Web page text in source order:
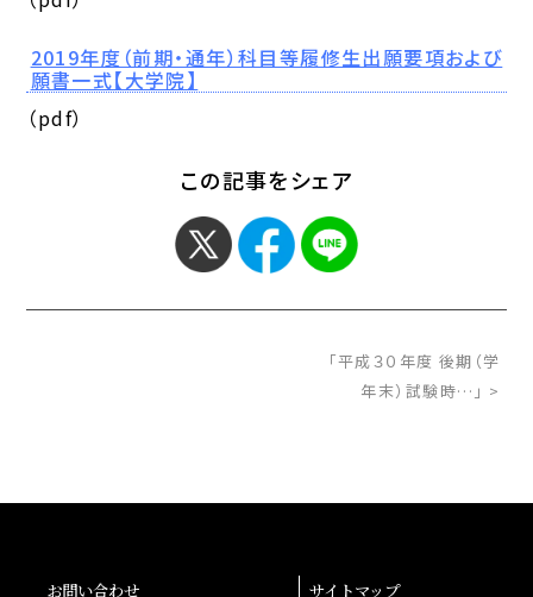
2019年度（前期・通年）科目等履修生出願要項および
願書一式【大学院】
（pdf）
この記事をシェア
「平成３０年度 後期（学
年末）試験時…」 >
お問い合わせ サイトマップ